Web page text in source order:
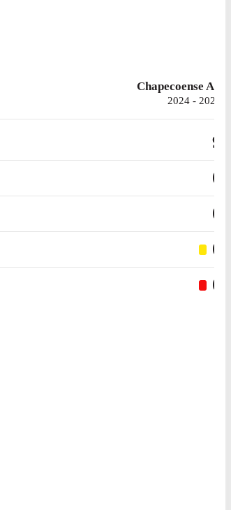
Chapecoense AF
2024 - 2025
9
0
0
0
0